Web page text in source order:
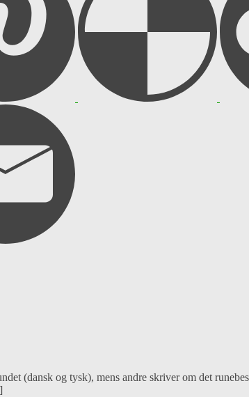
(dansk og tysk), mens andre skriver om det